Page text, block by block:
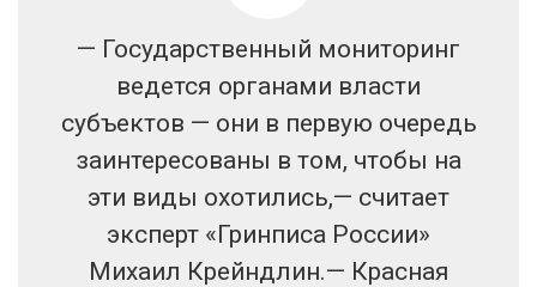
— Государственный мониторинг
ведется органами власти
субъектов — они в первую очередь
заинтересованы в том, чтобы на
эти виды охотились,— считает
эксперт «Гринписа России»
Михаил Крейндлин.— Красная